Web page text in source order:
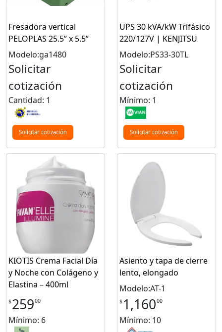
Fresadora vertical
PELOPLAS 25.5” x 5.5”
Modelo:ga1480
Solicitar
cotización
Cantidad: 1
Solicitar cotización
UPS 30 kVA/kW Trifásico
220/127V | KENJITSU
Modelo:PS33-30TL
Solicitar
cotización
Mínimo: 1
Solicitar cotización
KIOTIS Crema Facial Día
y Noche con Colágeno y
Elastina – 400ml
$25900
Mínimo: 6
Asiento y tapa de cierre
lento, elongado
Modelo:AT-1
$ 1,16000
Mínimo: 10